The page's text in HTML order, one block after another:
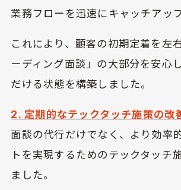
業務フローを迅速にキャッチアッ
これにより、顧客の初期定着を左
ーディング面談」の大部分を安心
だける状態を構築しました。
2. 定期的なテックタッチ施策の改
面談の代行だけでなく、より効率
トを実現するためのテックタッチ
ました。